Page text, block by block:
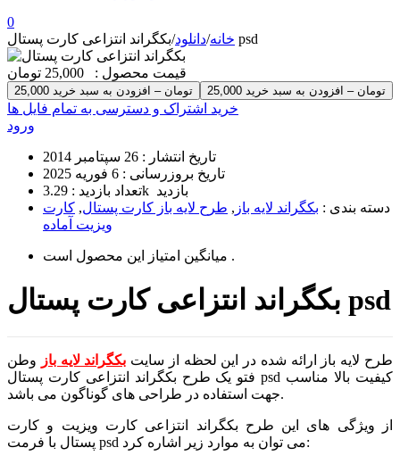
0
خانه/دانلود/ بکگراند انتزاعی کارت پستال psd
قیمت محصول : 25,000 تومان
25,000 تومان – افزودن به سبد خرید
خرید اشتراک و دسترسی به تمام فایل ها
ورود
تاریخ انتشار : 26 سپتامبر 2014
تاریخ بروزرسانی : 6 فوریه 2025
تعداد بازدید :
3.29k بازدید
دسته بندی : بکگراند لایه باز , طرح لایه باز کارت پستال, کارت
ویزیت آماده
میانگین امتیاز این محصول است .
بکگراند انتزاعی کارت پستال psd
طرح لایه باز ارائه شده در این لحظه از سایت بکگراند لایه باز وطن
فتو یک طرح بکگراند انتزاعی کارت پستال psd کیفیت بالا مناسب
جهت استفاده در طراحی های گوناگون می باشد.
از ویژگی های این طرح بکگراند انتزاعی کارت ویزیت و کارت
پستال با فرمت psd می توان به موارد زیر اشاره کرد: